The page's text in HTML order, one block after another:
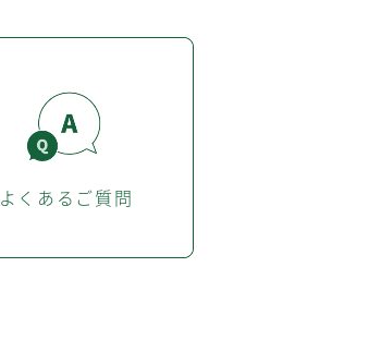
よくあるご質問